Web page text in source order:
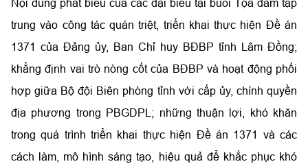
Nội dung phát biểu của các đại biểu tại buổi Tọa đàm tập
trung vào công tác quán triệt, triển khai thực hiện Đề án
1371 của Đảng ủy, Ban Chỉ huy BĐBP tỉnh Lâm Đồng;
khẳng định vai trò nòng cốt của BĐBP và hoạt động phối
hợp giữa Bộ đội Biên phòng tỉnh với cấp ủy, chính quyền
địa phương trong PBGDPL; những thuận lợi, khó khăn
trong quá trình triển khai thực hiện Đề án 1371 và các
cách làm, mô hình sáng tạo, hiệu quả để khắc phục khó